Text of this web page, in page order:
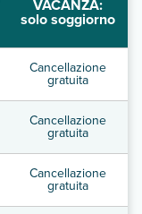
VACANZA:
solo soggiorno
Cancellazione
gratuita
Cancellazione
gratuita
Cancellazione
gratuita